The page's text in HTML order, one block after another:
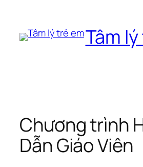
phần
Tâm
Chương trình
Dẫn Giáo Viên